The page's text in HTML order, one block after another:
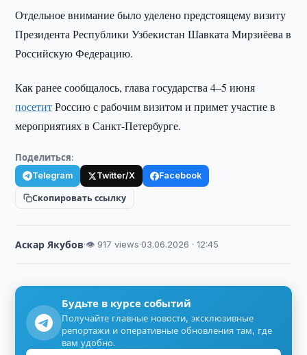
Отдельное внимание было уделено предстоящему визиту
Президента Республики Узбекистан Шавката Мирзиёева в
Российскую Федерацию.
Как ранее сообщалось, глава государства 4–5 июня
посетитРоссию с рабочим визитом и примет участие в
мероприятиях в Санкт-Петербурге.
Поделиться:
Telegram Twitter/X Facebook
Скопировать ссылку
Аскар Якубов·👁 917 views·03.06.2026 · 12:45
Будьте в курсе событий
Получайте главные новости, эксклюзивные
репортажи и оперативные обновления там, где
вам удобно.